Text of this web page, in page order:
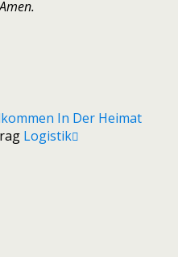
In Der Heimat
Logistik